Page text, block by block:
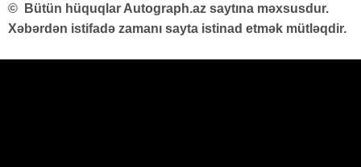
©
Bütün hüquqlar Autograph.az saytına məxsusdur.
Xəbərdən istifadə zamanı sayta istinad etmək mütləqdir.